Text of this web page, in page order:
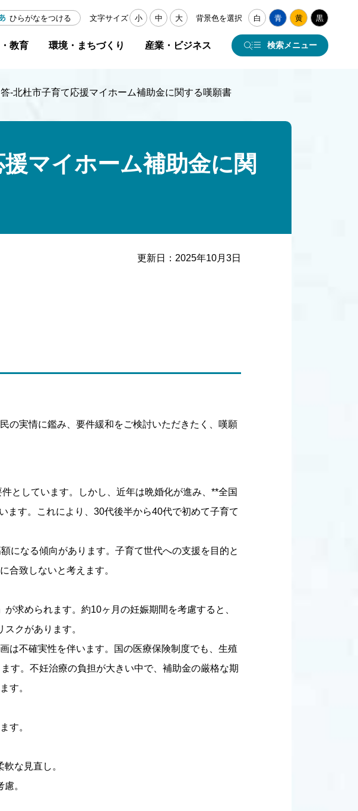
ひらがなをつける 文字サイズ 小 中 大 背景色を選択 白 青 黄 黒
教育 環境・まちづくり 産業・ビジネス 検索メニュー
-北杜市子育て応援マイホーム補助金に関する嘆願書
マイホーム補助金に関
更新日： 2025年10月3日
の実情に鑑み、要件緩和をご検討いただきたく、嘆願
としています。しかし、近年は晩婚化が進み、**全国
ます。これにより、30代後半から40代で初めて子育て
になる傾向があります。子育て世代への支援を目的と
合致しないと考えます。
求められます。約10ヶ月の妊娠期間を考慮すると、
クがあります。
は不確実性を伴います。国の医療保険制度でも、生殖
す。不妊治療の負担が大きい中で、補助金の厳格な期
す。
す。
な見直し。
。